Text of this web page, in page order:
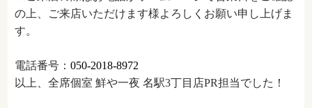
の上、ご来店いただけます様よろしくお願い申し上げま
す。
電話番号：050-2018-8972
以上、全席個室 鮮や一夜 名駅3丁目店PR担当でした！